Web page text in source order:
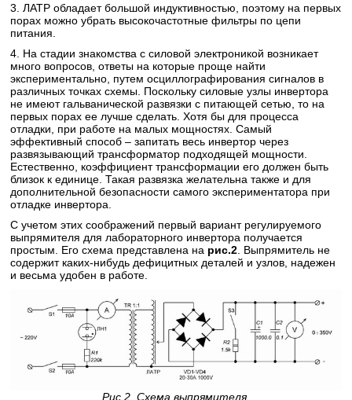
3. ЛАТР обладает большой индуктивностью, поэтому на первых
порах можно убрать высокочастотные фильтры по цепи
питания.
4. На стадии знакомства с силовой электроникой возникает
много вопросов, ответы на которые проще найти
экспериментально, путем осциллографирования сигналов в
различных точках схемы. Поскольку силовые узлы инвертора
не имеют гальванической развязки с питающей сетью, то на
первых порах ее лучше сделать. Хотя бы для процесса
отладки, при работе на малых мощностях. Самый
эффективный способ – запитать весь инвертор через
развязывающий трансформатор подходящей мощности.
Естественно, коэффициент трансформации его должен быть
близок к единице. Такая развязка желательна также и для
дополнительной безопасности самого экспериментатора при
отладке инвертора.
С учетом этих соображений первый вариант регулируемого
выпрямителя для лабораторного инвертора получается
простым. Его схема представлена на рис.2 . Выпрямитель не
содержит каких-нибудь дефицитных деталей и узлов, надежен
и весьма удобен в работе.
Рис.2. Схема выпрямителя.